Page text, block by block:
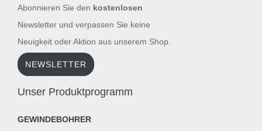
Abonnieren Sie den kostenlosen
Newsletter und verpassen Sie keine
Neuigkeit oder Aktion aus unserem Shop.
NEWSLETTER
Unser Produktprogramm
GEWINDEBOHRER